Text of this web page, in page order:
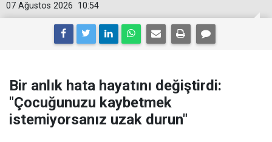
10:54
07 Ağustos 2026
Bir anlık hata hayatını değiştirdi:
"Çocuğunuzu kaybetmek
istemiyorsanız uzak durun"